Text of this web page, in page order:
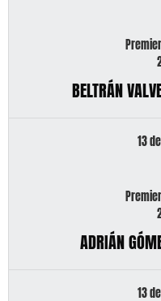
Premier
BELTRÁN
13
Premier
ADRIÁN
13